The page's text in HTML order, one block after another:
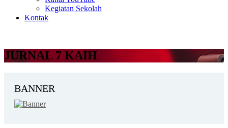
Kegiatan Sekolah
Kontak
JURNAL 7 KAIH
BANNER